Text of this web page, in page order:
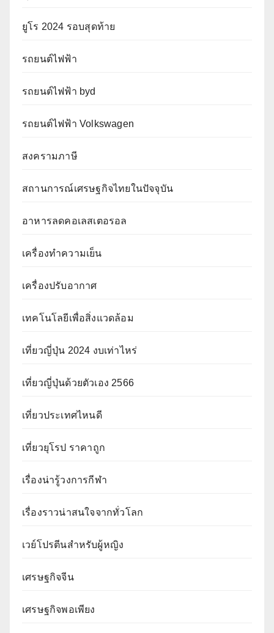
ยูโร 2024 รอบสุดท้าย
รถยนต์ไฟฟ้า
รถยนต์ไฟฟ้า byd
รถยนต์ไฟฟ้า Volkswagen
สงครามภาษี
สถานการณ์เศรษฐกิจไทยในปัจจุบัน
อาหารลดคอเลสเตอรอล
เครื่องทำความเย็น
เครื่องปรับอากาศ
เทคโนโลยีเพื่อสิ่งแวดล้อม
เที่ยวญี่ปุ่น 2024 งบเท่าไหร่
เที่ยวญี่ปุ่นด้วยตัวเอง 2566
เที่ยวประเทศไหนดี
เที่ยวยุโรป ราคาถูก
เรื่องน่ารู้วงการกีฬา
เรื่องราวน่าสนใจจากทั่วโลก
เวย์โปรตีนสำหรับผู้หญิง
เศรษฐกิจจีน
เศรษฐกิจพอเพียง